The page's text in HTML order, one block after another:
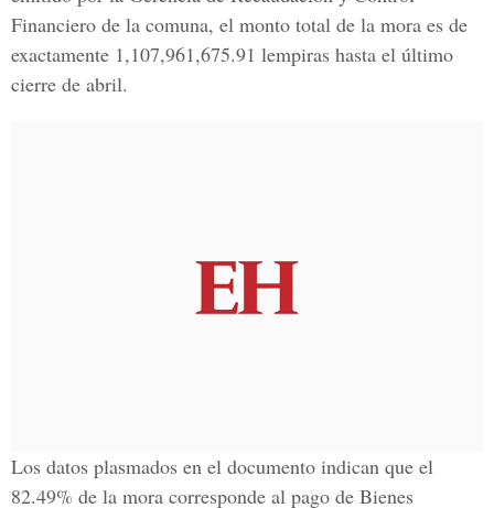
Financiero de la comuna, el monto total de la mora es de
exactamente 1,107,961,675.91 lempiras hasta el último
cierre de abril.
Los datos plasmados en el documento indican que el
82.49% de la mora corresponde al pago de Bienes